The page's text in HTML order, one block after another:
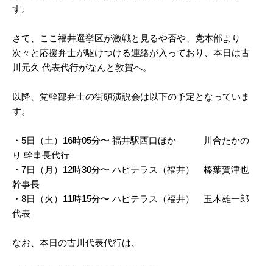
す。
さて、ここ福井選挙区が激戦と見るや否や、党本部より
次々と応援弁士が駆けつける連絡が入っており、本日は古
川元久 代表代行がなんと敦賀へ。
以降、党幹部弁士の街頭演説会は以下の予定となっていま
す。
・5日（土）16時05分〜 福井駅西口ほか 川合たかの
り 幹事長代行
・7日（月）12時30分〜 ハピテラス（福井） 榛葉賀津也
幹事長
・8日（火）11時15分〜 ハピテラス（福井） 玉木雄一郎
代表
なお、本日の古川代表代行は、